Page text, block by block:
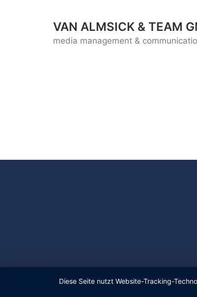
VAN ALMSICK & TEAM
media management &
Diese Seite nutzt Website-Tracking-